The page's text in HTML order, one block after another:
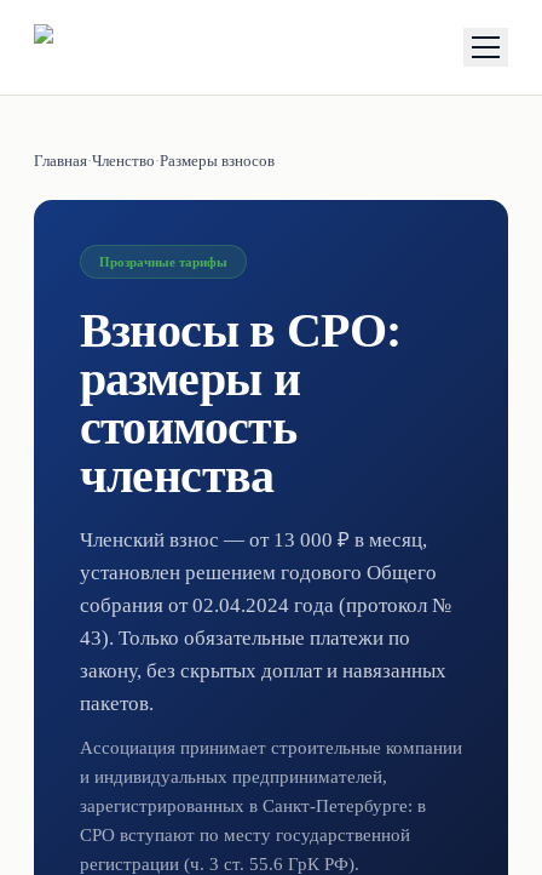
Главная·Членство·Размеры взносов
Прозрачные тарифы
Взносы в СРО:
размеры и
стоимость
членства
Членский взнос — от 13 000 ₽в месяц,
установлен решением годового Общего
собрания от 02.04.2024 года (протокол №
43). Только обязательные платежи по
закону, без скрытых доплат и навязанных
пакетов.
Ассоциация принимает строительные компании
и индивидуальных предпринимателей,
зарегистрированных в Санкт-Петербурге: в
СРО вступают по месту государственной
регистрации (ч. 3 ст. 55.6 ГрК РФ).